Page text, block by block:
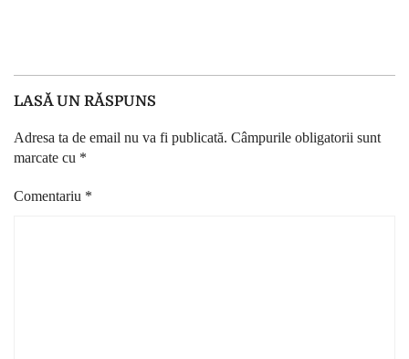
LASĂ UN RĂSPUNS
Adresa ta de email nu va fi publicată. Câmpurile obligatorii sunt
marcate cu *
Comentariu *